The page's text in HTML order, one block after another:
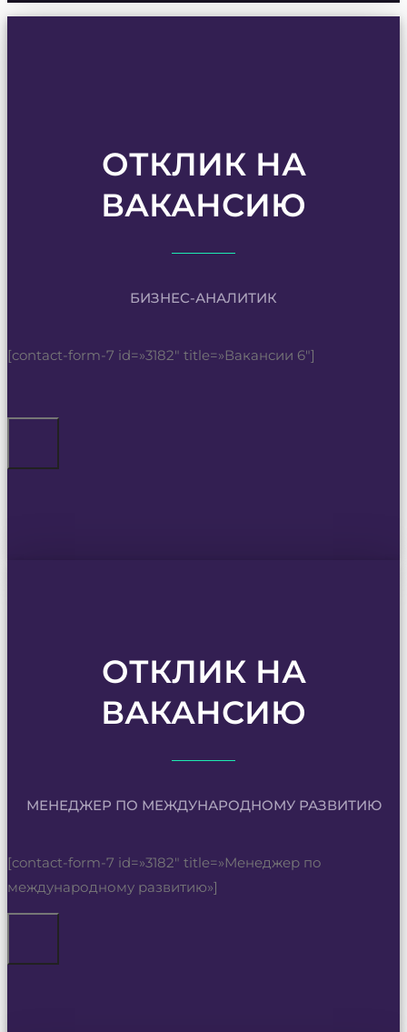
ОТКЛИК НА
ВАКАНСИЮ
БИЗНЕС-АНАЛИТИК
[contact-form-7 id=»3182″ title=»Вакансии 6″]
ОТКЛИК НА
ВАКАНСИЮ
МЕНЕДЖЕР ПО МЕЖДУНАРОДНОМУ РАЗВИТИЮ
[contact-form-7 id=»3182″ title=»Менеджер по
международному развитию»]